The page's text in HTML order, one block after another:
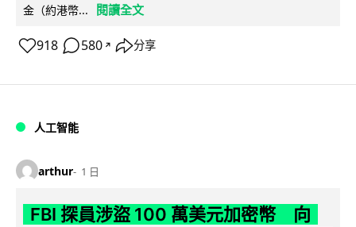
金（約港幣...
閱讀全文
918 580 ↗ 分享
人工智能
arthur 1 日
FBI 探員涉盜 100 萬美元加密幣 向